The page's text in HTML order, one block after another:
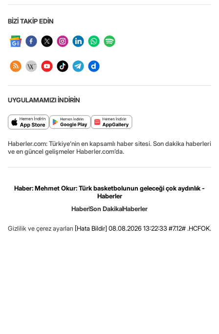
BİZİ TAKİP EDİN
UYGULAMAMIZI İNDİRİN
Haberler.com: Türkiye’nin en kapsamlı haber sitesi. Son dakika haberleri
ve en güncel gelişmeler Haberler.com’da.
Haber: Mehmet Okur: Türk basketbolunun geleceği çok aydınlık -
Haberler
HaberSon DakikaHaberler
Gizlilik ve çerez ayarları [Hata Bildir] 08.08.2026 13:22:33 #7.12# .HCFOK.